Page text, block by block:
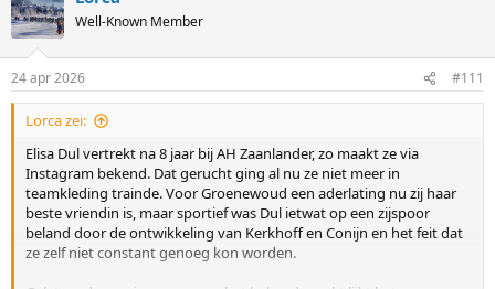
t
i
s
:
Well-Known Member
24 apr 2026 #111
Lorca zei:
Elisa Dul vertrekt na 8 jaar bij AH Zaanlander, zo maakt ze via
Instagram bekend. Dat gerucht ging al nu ze niet meer in
teamkleding trainde. Voor Groenewoud een aderlating nu zij haar
beste vriendin is, maar sportief was Dul ietwat op een zijspoor
beland door de ontwikkeling van Kerkhoff en Conijn en het feit dat
ze zelf niet constant genoeg kon worden.